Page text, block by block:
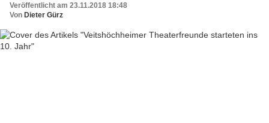
Veröffentlicht am 23.11.2018 18:48
Von Dieter Gürz